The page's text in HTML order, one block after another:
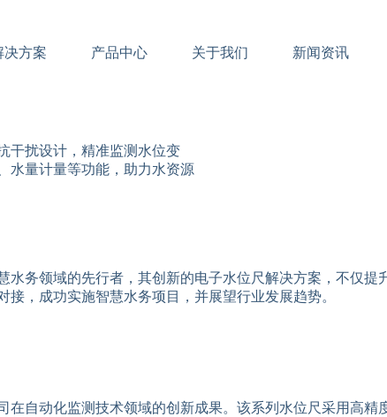
决方案 产品中心 关于我们 新闻资讯
干扰设计，精准监测水位变
水量计量等功能，助力水资源
务领域的先行者，其创新的电子水位尺解决方案，不仅
，成功实施智慧水务项目，并展望行业发展趋势。
自动化监测技术领域的创新成果。该系列水位尺采用高